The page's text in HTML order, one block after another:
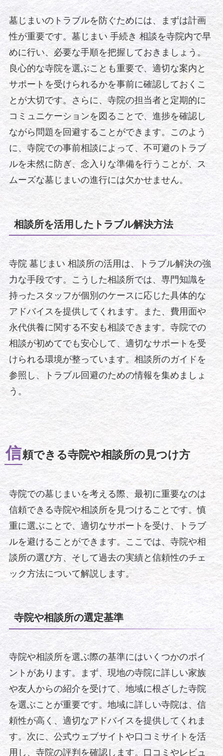
墓じまいのトラブルを防ぐためには、まずは計画
性が重要です。墓じまい 手続き 相談を寺院内で早
めに行い、必要な手順を把握しておきましょう。
良心的な寺院を選ぶことも重要で、適切な案内と
サポートを受けられるかを事前に確認しておくこ
とが大切です。さらに、寺院の担当者と定期的に
コミュニケーションを図ることで、進捗を確認し
ながら問題を回避することができます。このよう
に、寺院での事前相談によって、不可避のトラブ
ルを未然に防ぎ、念入りな準備を行うことが、ス
ムーズな墓じまいの進行には欠かせません。
相談所を活用したトラブル解決方法
寺院 墓じまい 相談所の活用は、トラブル解決の強
力な手段です。こうした相談所では、専門知識を
持ったスタッフが個別のケースに応じた具体的な
アドバイスを提供してくれます。また、費用面や
永代供養に関する不安も相談できます。寺院での
相談が初めてでも安心して、適切なサポートを受
けられる環境が整っています。相談所のガイドを
参照し、トラブル回避のための情報を集めましょ
う。
信頼できる寺院や相談所の見つけ方
寺院での墓じまいを考える際、最初に重要なのは
信頼できる寺院や相談所を見つけることです。慎
重に選ぶことで、適切なサポートを受け、トラブ
ルを避けることができます。ここでは、寺院や相
談所の選び方、そして過去の実績と信頼性のチェ
ック方法について解説します。
寺院や相談所の選定基準
寺院や相談所を選ぶ際の基準にはいくつかのポイ
ントがあります。まず、現地の寺院に詳しい家族
や友人からの紹介を受けて、地域に根ざした寺院
を選ぶことが重要です。地域に詳しい寺院は、信
頼性が高く、適切なアドバイスを提供してくれま
す。次に、公式ウェブサイトや口コミサイトを活
用し、寺院の評判を確認します。口コミやレビュ